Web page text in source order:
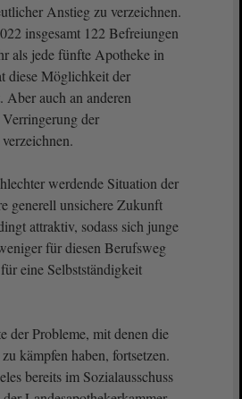
Anstieg zu verzeichnen.
insgesamt 122 Befreiungen
als jede fünfte Apotheke in
diese Möglichkeit der
Aber auch an anderen
der
werdende Situation der
generell unsichere Zukunft
attraktiv, sodass sich junge
für diesen Berufsweg
eine Selbstständigkeit
der Probleme, mit denen die
kämpfen haben, fortsetzen.
bereits im Sozialausschuss